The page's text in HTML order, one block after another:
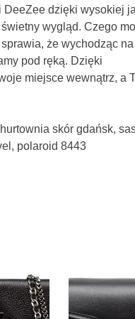
DeeZee dzięki wysokiej
wygląd. Czego
że wychodząc na
pod ręką. Dzięki
miejsce wewnątrz, a
skór gdańsk,
polaroid 8443